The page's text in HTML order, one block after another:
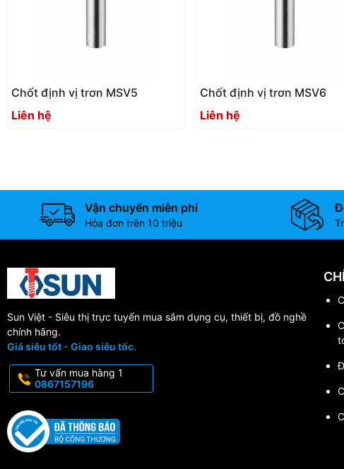
Chốt định vị trơn MSV5
Liên hệ
Chốt định vị trơn MSV6
Liên hệ
Vận chuyển miễn phí
Hóa đơn trên 10 triệu
Sun Việt - Siêu thị trực tuyến mua sắm dụng cụ, thiết bị, đồ nghề
chính hãng.
Giá siêu tốt - Giao siêu tốc.
Tư vấn mua hàng 1
0867157196